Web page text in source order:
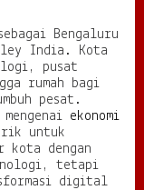
Bengaluru
India. Kota
pusat
rumah bagi
pesat.
ekonomi
untuk
kota dengan
tetapi
digital